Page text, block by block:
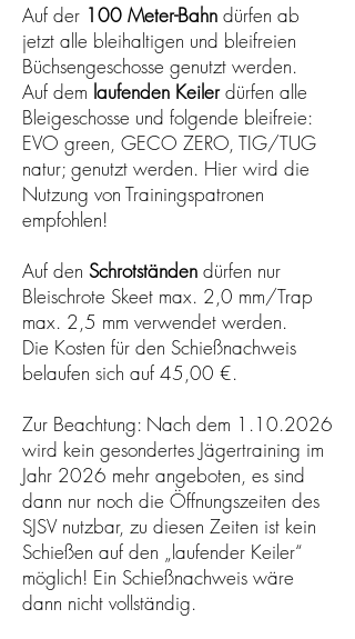
Auf der 100 Meter-Bahn dürfen ab
jetzt alle bleihaltigen und bleifreien
Büchsengeschosse genutzt werden.
Auf dem laufenden Keilerdürfen alle
Bleigeschosse und folgende bleifreie:
EVO green, GECO ZERO, TIG/TUG
natur; genutzt werden. Hier wird die
Nutzung von Trainingspatronen
empfohlen!
Auf den Schrotständen dürfen nur
Bleischrote Skeet max. 2,0 mm/Trap
max. 2,5 mm verwendet werden.
Die Kosten für den Schießnachweis
belaufen sich auf 45,00 €.
Zur Beachtung: Nach dem 1.10.2026
wird kein gesondertes Jägertraining im
Jahr 2026 mehr angeboten, es sind
dann nur noch die Öffnungszeiten des
SJSV nutzbar, zu diesen Zeiten ist kein
Schießen auf den „laufender Keiler“
möglich! Ein Schießnachweis wäre
dann nicht vollständig.